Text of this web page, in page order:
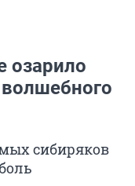
озарило
сибиряков